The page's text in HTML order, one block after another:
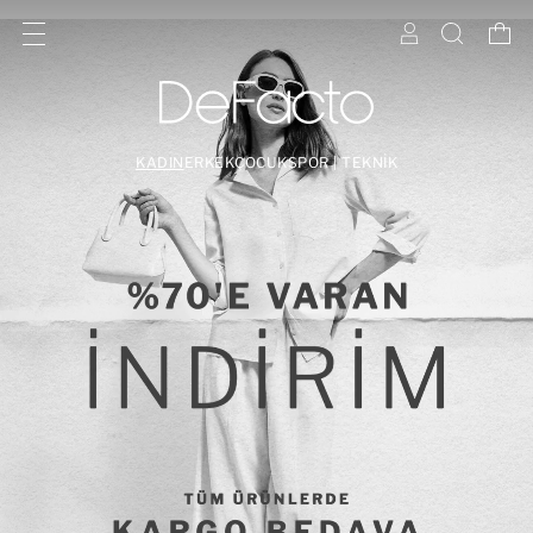
KADIN ERKEKÇOCUKSPOR | TEKNİK